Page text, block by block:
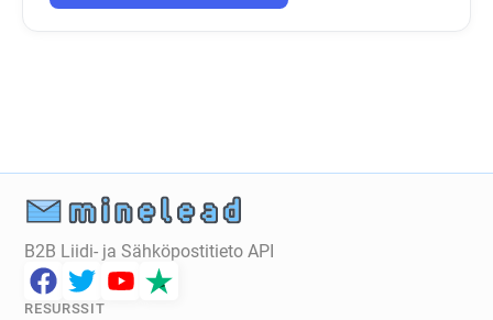
B2B Liidi- ja Sähköpostitieto API
RESURSSIT